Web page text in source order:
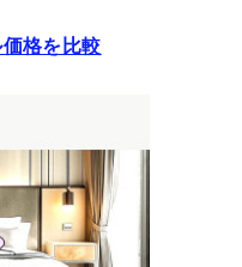
格を比較